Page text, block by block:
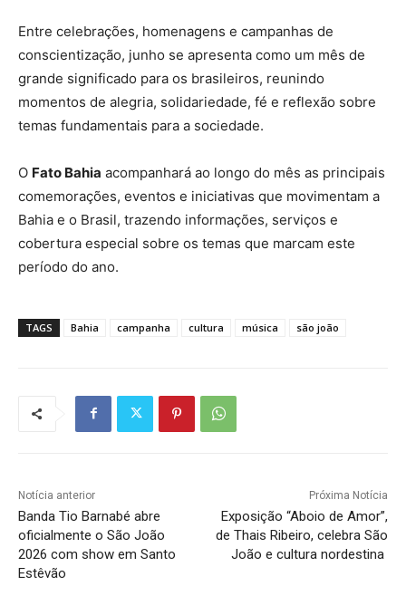
Entre celebrações, homenagens e campanhas de
conscientização, junho se apresenta como um mês de
grande significado para os brasileiros, reunindo
momentos de alegria, solidariedade, fé e reflexão sobre
temas fundamentais para a sociedade.
O Fato Bahia acompanhará ao longo do mês as principais
comemorações, eventos e iniciativas que movimentam a
Bahia e o Brasil, trazendo informações, serviços e
cobertura especial sobre os temas que marcam este
período do ano.
TAGS Bahia campanha cultura música são joão
Notícia anterior
Banda Tio Barnabé abre
oficialmente o São João
2026 com show em Santo
Estêvão
Próxima Notícia
Exposição “Aboio de Amor”,
de Thais Ribeiro, celebra São
João e cultura nordestina